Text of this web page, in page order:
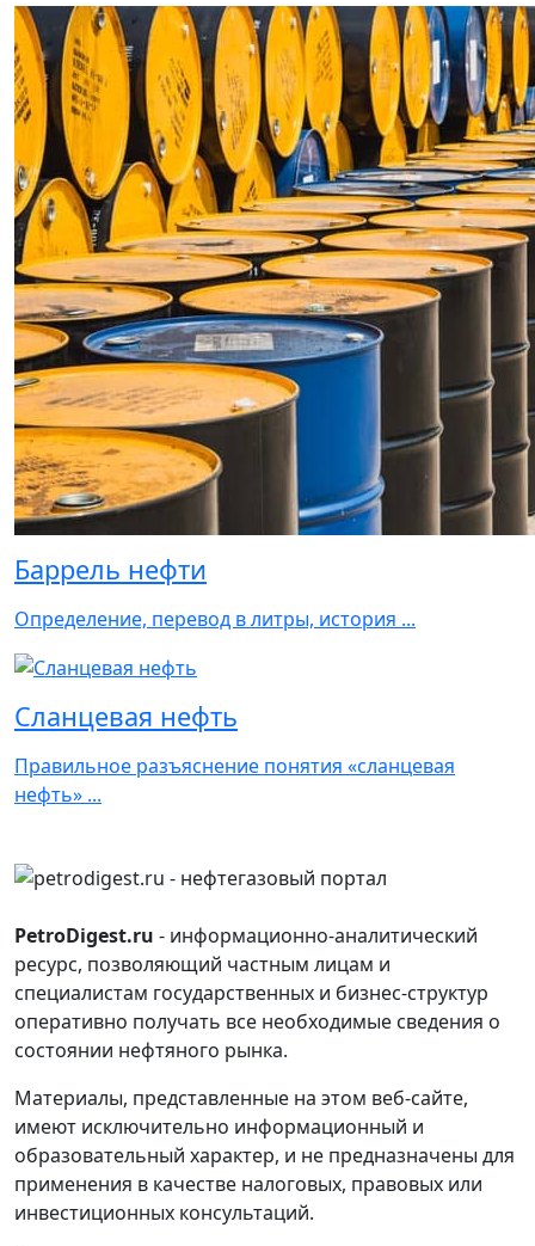
Баррель нефти
Определение, перевод в литры, история ...
Сланцевая нефть
Правильное разъяснение понятия «сланцевая
нефть» ...
PetroDigest.ru - информационно-аналитический
ресурс, позволяющий частным лицам и
специалистам государственных и бизнес-структур
оперативно получать все необходимые сведения о
состоянии нефтяного рынка.
Материалы, представленные на этом веб-сайте,
имеют исключительно информационный и
образовательный характер, и не предназначены для
применения в качестве налоговых, правовых или
инвестиционных консультаций.